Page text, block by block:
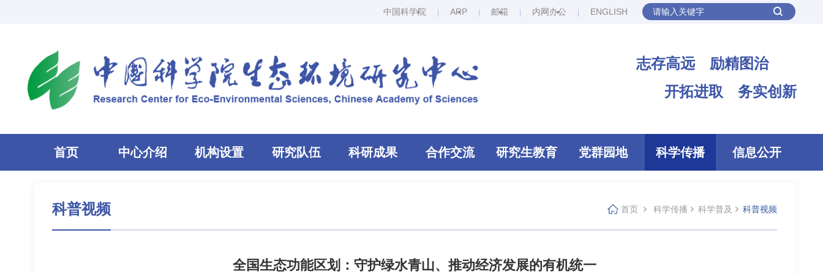
中国科学院 ARP 邮箱 内网办公 ENGLISH
志存高远 励精图治
开拓进取 务实创新
首页 中心介绍 机构设置 研究队伍 科研成果 合作交流 研究生教育 党群园地 科学传播 信息公开
科普视频 首页 科学传播 科学普及 科普视频
全国生态功能区划：守护绿水青山、推动经济发展的有机统一